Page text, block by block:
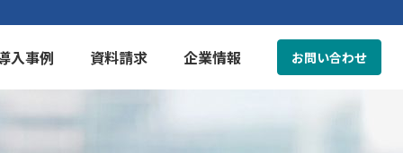
入事例 資料請求 企業情報 お問い合わせ